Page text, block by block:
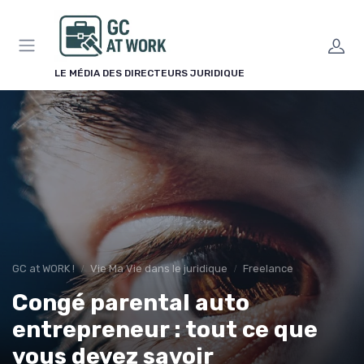
LE MÉDIA DES DIRECTEURS JURIDIQUE
GC at WORK ! Vie Ma Vie dans le juridique Freelance
Congé parental auto
entrepreneur : tout ce que
vous devez savoir